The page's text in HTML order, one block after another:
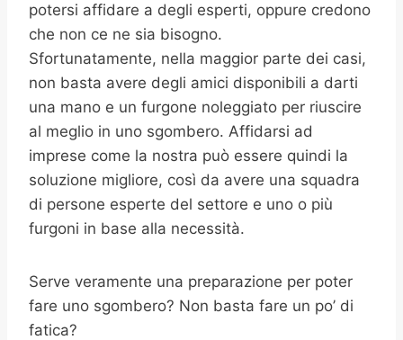
potersi affidare a degli esperti, oppure credono
che non ce ne sia bisogno.
Sfortunatamente, nella maggior parte dei casi,
non basta avere degli amici disponibili a darti
una mano e un furgone noleggiato per riuscire
al meglio in uno sgombero. Affidarsi ad
imprese come la nostra può essere quindi la
soluzione migliore, così da avere una squadra
di persone esperte del settore e uno o più
furgoni in base alla necessità.
Serve veramente una preparazione per poter
fare uno sgombero? Non basta fare un po’ di
fatica?